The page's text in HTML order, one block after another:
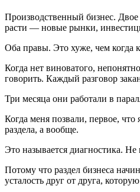
Производственный бизнес. Двое
расти — новые рынки,
Оба правы. Это хуже, чем когда
Когда нет виноватого,
говорить. Каждый разговор
Три месяца они работали в
Когда меня позвали, первое,
раздела, а вообще.
Это называется диагностика.
Потому что раздел бизнеса
усталость друг от друга,